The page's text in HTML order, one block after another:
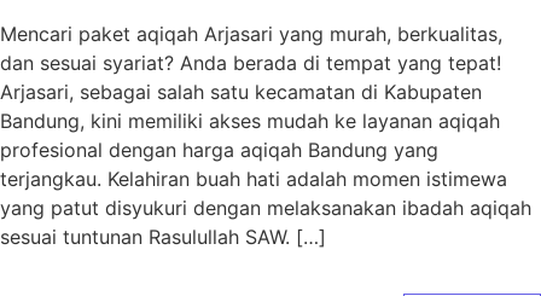
Mencari paket aqiqah Arjasari yang murah, berkualitas,
dan sesuai syariat? Anda berada di tempat yang tepat!
Arjasari, sebagai salah satu kecamatan di Kabupaten
Bandung, kini memiliki akses mudah ke layanan aqiqah
profesional dengan harga aqiqah Bandung yang
terjangkau. Kelahiran buah hati adalah momen istimewa
yang patut disyukuri dengan melaksanakan ibadah aqiqah
sesuai tuntunan Rasulullah SAW. […]